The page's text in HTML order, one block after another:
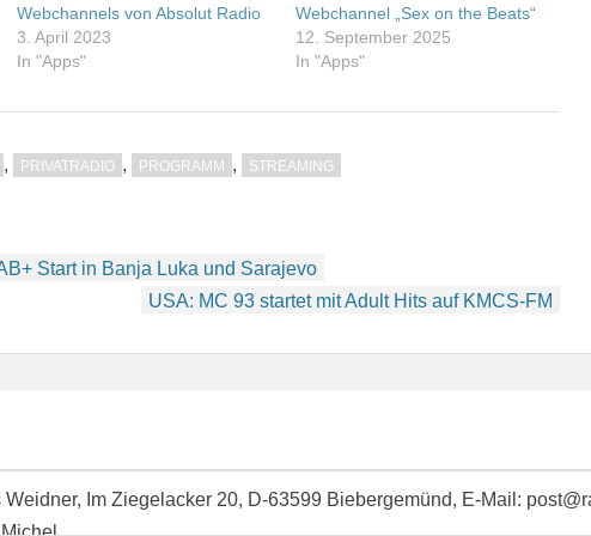
Webchannels von Absolut Radio
3. April 2023
In "Apps"
Webchannel „Sex on the Beats“
12. September 2025
In "Apps"
, PRIVATRADIO , PROGRAMM , STREAMING
Start in Banja Luka und Sarajevo
USA: MC 93 startet mit Adult Hits auf KMCS-FM
Im Ziegelacker 20, D-63599 Biebergemünd, E-Mail: